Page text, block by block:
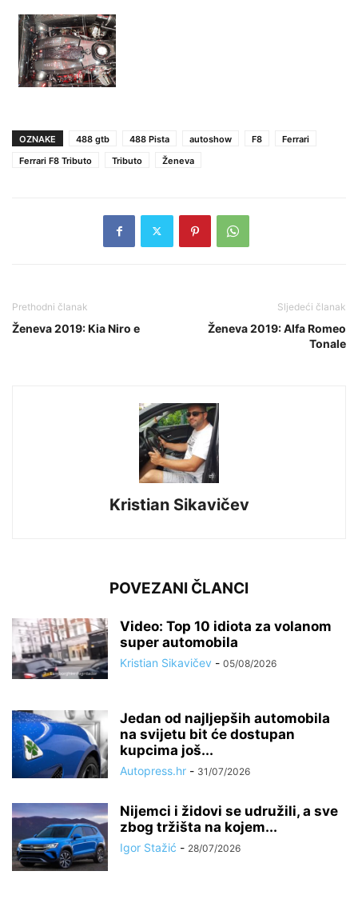
OZNAKE 488 gtb 488 Pista autoshow F8
Ferrari
Ferrari F8 Tributo
Tributo Ženeva
Prethodni članak
Ženeva 2019: Kia Niro e
Sljedeći članak
Ženeva 2019: Alfa Romeo
Tonale
Kristian Sikavičev
POVEZANI ČLANCI
Video: Top 10 idiota za volanom
super automobila
Kristian Sikavičev - 05/08/2026
Jedan od najljepših automobila
na svijetu bit će dostupan
kupcima još...
Autopress.hr - 31/07/2026
Nijemci i židovi se udružili, a sve
zbog tržišta na kojem...
Igor Stažić - 28/07/2026